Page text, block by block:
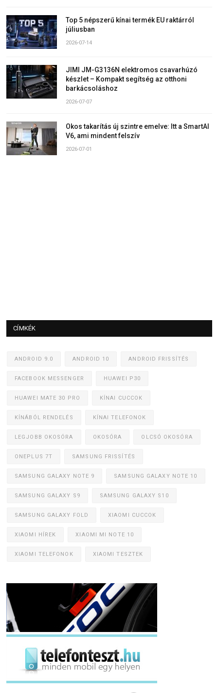
Top 5 népszerű kínai termék EU raktárról
júliusban
2026-07-14
JIMI JM-G3136N elektromos csavarhúzó
készlet – Kompakt segítség az otthoni
barkácsoláshoz
2026-07-07
Okos takarítás új szintre emelve: Itt a SmartAI
V6, ami mindent felszív
2026-07-01
CÍMKÉK
ANDROID 9.0 ANDROID 10 ANDROID FRISSÍTÉS
FACEBOOK MESSENGER HUAWEI P30
HUAWEI MATE 30 PRO KÍNAI CUCCOK
KÍNÁBÓL RENDELÉS KÍNAI TELEFONOK
LEGJOBB OKOSÓRA OKOSÓRA OLCSÓ OKOSÓRA
ONEPLUS 7T SAMSUNG FRISSÍTÉS
SAMSUNG GALAXY NOTE 9 SAMSUNG GALAXY NOTE 10
SAMSUNG GALAXY S9 SAMSUNG GALAXY S10
SAMSUNG GALAXY FOLD XIAOMI CUCCOK
XIAOMI HÍREK XIAOMI MI NOTE 10
XIAOMI TELEFONOK XIAOMI TESZTEK